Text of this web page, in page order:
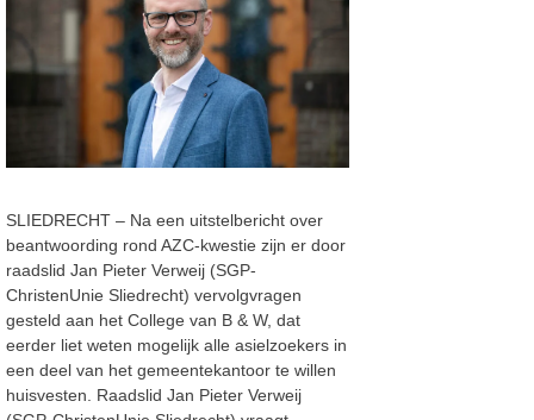
SLIEDRECHT – Na een uitstelbericht over
beantwoording rond AZC-kwestie zijn er door
raadslid Jan Pieter Verweij (SGP-
ChristenUnie Sliedrecht) vervolgvragen
gesteld aan het College van B & W, dat
eerder liet weten mogelijk alle asielzoekers in
een deel van het gemeentekantoor te willen
huisvesten. Raadslid Jan Pieter Verweij